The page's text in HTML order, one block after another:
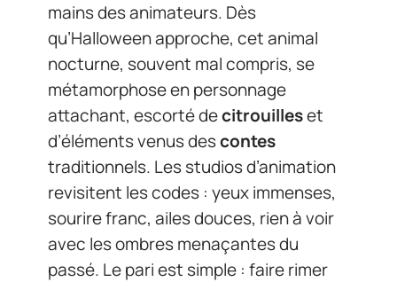
mains des animateurs. Dès
qu’Halloween approche, cet animal
nocturne, souvent mal compris, se
métamorphose en personnage
attachant, escorté decitrouilleset
d’éléments venus descontes
traditionnels. Les studios d’animation
revisitent les codes : yeux immenses,
sourire franc, ailes douces, rien à voir
avec les ombres menaçantes du
passé. Le pari est simple : faire rimer